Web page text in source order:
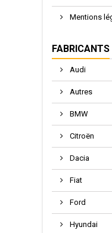
Mentions
FABRICANTS
Audi
Autres
BMW
Citroën
Dacia
Fiat
Ford
Hyundai